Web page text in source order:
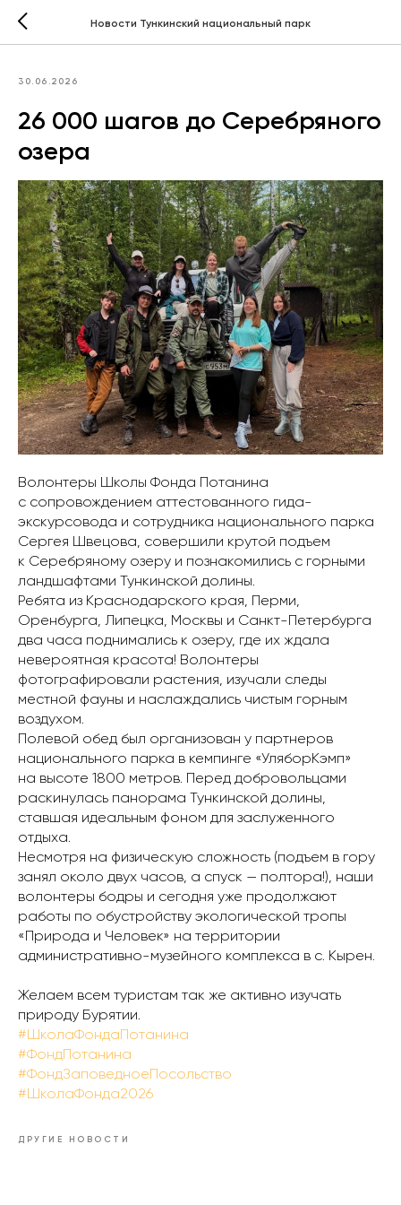
Новости Тункинский национальный парк
30.06.2026
26 000 шагов до Серебряного
озера
Волонтеры Школы Фонда Потанина
с сопровождением аттестованного гида-
экскурсовода и сотрудника национального парка
Сергея Швецова, совершили крутой подъем
к Серебряному озеру и познакомились с горными
ландшафтами Тункинской долины.
Ребята из Краснодарского края, Перми,
Оренбурга, Липецка, Москвы и Санкт-Петербурга
два часа поднимались к озеру, где их ждала
невероятная красота! Волонтеры
фотографировали растения, изучали следы
местной фауны и наслаждались чистым горным
воздухом.
Полевой обед был организован у партнеров
национального парка в кемпинге «УляборКэмп»
на высоте 1800 метров. Перед добровольцами
раскинулась панорама Тункинской долины,
ставшая идеальным фоном для заслуженного
отдыха.
Несмотря на физическую сложность (подъем в гору
занял около двух часов, а спуск — полтора!), наши
волонтеры бодры и сегодня уже продолжают
работы по обустройству экологической тропы
«Природа и Человек» на территории
административно-музейного комплекса в с. Кырен.
Желаем всем туристам так же активно изучать
природу Бурятии.
#ШколаФондаПотанина
#ФондПотанина
#ФондЗаповедноеПосольство
#ШколаФонда2026
ДРУГИЕ НОВОСТИ